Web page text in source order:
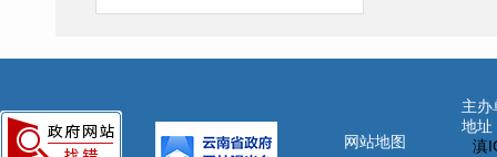
网站地图
主
地
滇